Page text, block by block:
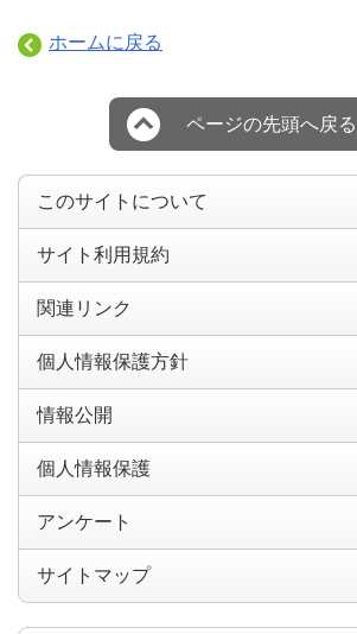
ホームに戻る
ページの先頭へ戻る
このサイトについて
サイト利用規約
関連リンク
個人情報保護方針
情報公開
個人情報保護
アンケート
サイトマップ